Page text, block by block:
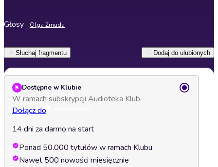
Głosy Olga Żmuda
Słuchaj fragmentu Dodaj do ulubionych
Dostępne w Klubie
W ramach subskrypcji Audioteka Klub
Dołącz do
14 dni za darmo na start
Ponad 50.000 tytułów w ramach Klubu
Nawet 500 nowości miesięcznie